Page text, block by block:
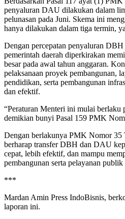
penyaluran DAU dilakukan dalam
pelunasan pada Juni. Skema ini
hanya dilakukan dalam tiga termin,
Dengan percepatan penyaluran
pemerintah daerah diperkirakan
besar pada awal tahun anggaran.
pelaksanaan proyek pembangunan,
pendidikan, serta pembangunan
dan efektif.
“Peraturan Menteri ini mulai berlaku
demikian bunyi Pasal 159 PMK
Dengan berlakunya PMK Nomor 35
berharap transfer DBH dan DAU
cepat, lebih efektif, dan mampu
pembangunan serta pelayanan
***
Mardan Amin Press IndoBisnis,
laporan ini.